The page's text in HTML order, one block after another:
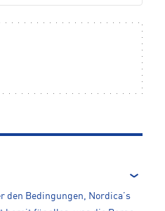
den Bedingungen, Nordica’s